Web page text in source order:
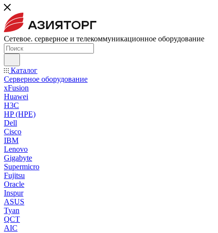
Сетевое. серверное и телекоммуникационное оборудование
Каталог
Серверное оборудование
xFusion
Huawei
H3C
HP (HPE)
Dell
Cisco
IBM
Lenovo
Gigabyte
Supermicro
Fujitsu
Oracle
Inspur
ASUS
Tyan
QCT
AIC